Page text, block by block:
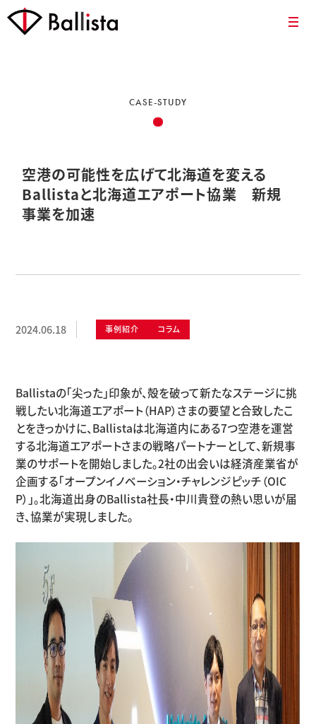
空港の可能性を広げて北海道を変える
Ballistaと北海道エアポート協業 新規
事業を加速
CASE-STUDY
2024.06.18 事例紹介 コラム
Ballistaの「尖った」印象が、殻を破って新たなステージに挑
戦したい北海道エアポート（HAP）さまの要望と合致したこ
とをきっかけに、Ballistaは北海道内にある7つ空港を運営
する北海道エアポートさまの戦略パートナーとして、新規事
業のサポートを開始しました。2社の出会いは経済産業省が
企画する「オープンイノベーション・チャレンジピッチ（OIC
P）」。北海道出身のBallista社長・中川貴登の熱い思いが届
き、協業が実現しました。